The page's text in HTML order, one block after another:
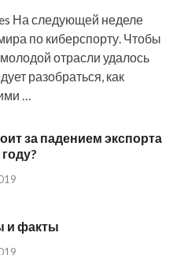
На следующей неделе
по киберспорту. Чтобы
отрасли удалось
разобраться, как
…
за падением экспорта
и факты